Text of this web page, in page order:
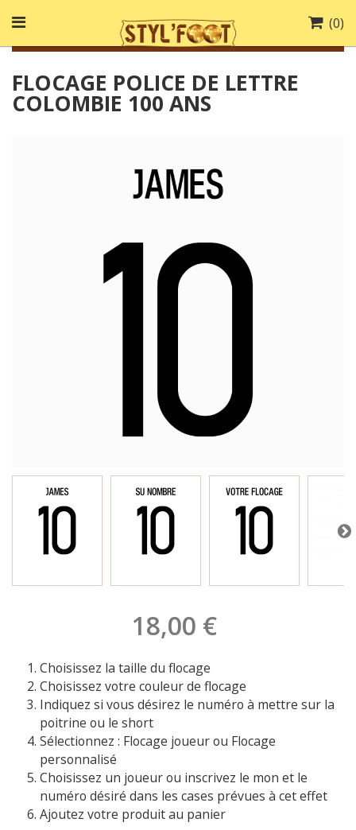
(0)
FLOCAGE POLICE DE LETTRE
COLOMBIE 100 ANS
18,00 €
Choisissez la taille du flocage
Choisissez votre couleur de flocage
Indiquez si vous désirez le numéro à mettre sur la
poitrine ou le short
Sélectionnez : Flocage joueur ou Flocage
personnalisé
Choisissez un joueur ou inscrivez le mon et le
numéro désiré dans les cases prévues à cet effet
Ajoutez votre produit au panier